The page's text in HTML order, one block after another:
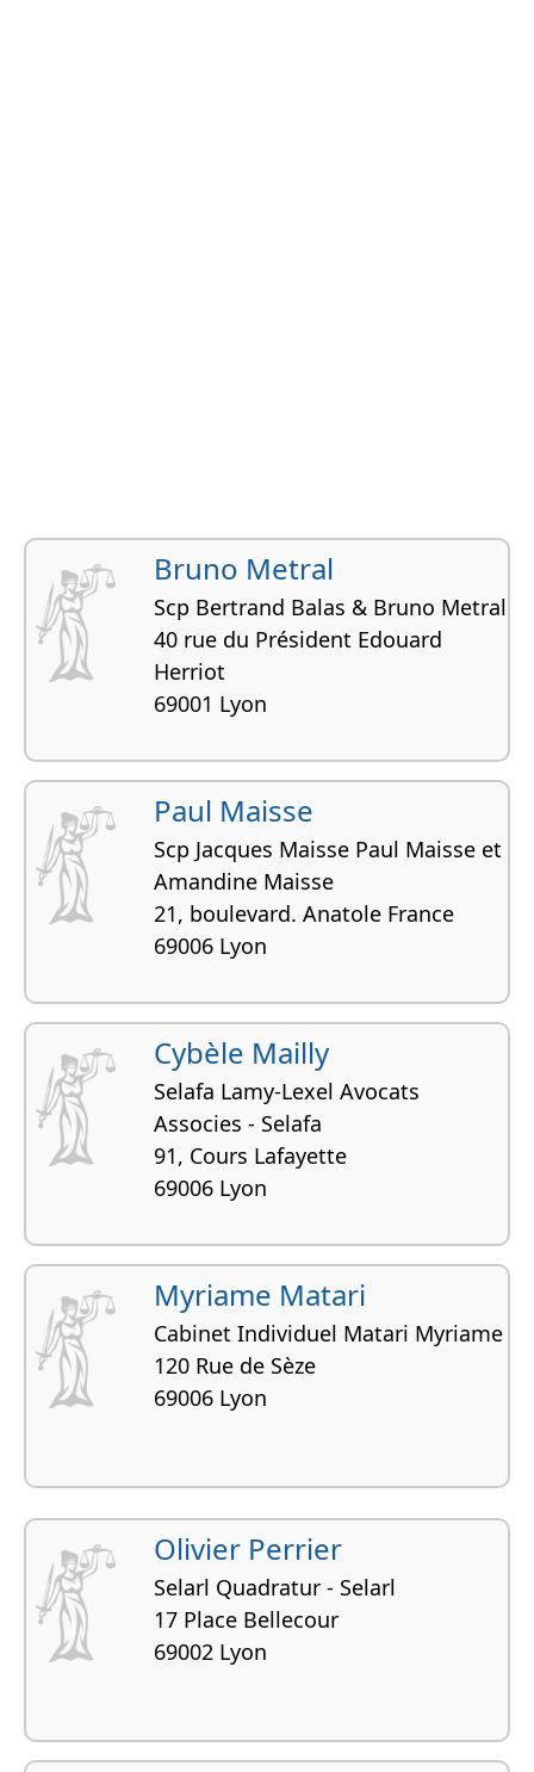
Bruno Metral
Scp Bertrand Balas & Bruno Metral
40 rue du Président Edouard
Herriot
69001 Lyon
Paul Maisse
Scp Jacques Maisse Paul Maisse et
Amandine Maisse
21, boulevard. Anatole France
69006 Lyon
Cybèle Mailly
Selafa Lamy-Lexel Avocats
Associes - Selafa
91, Cours Lafayette
69006 Lyon
Myriame Matari
Cabinet Individuel Matari Myriame
120 Rue de Sèze
69006 Lyon
Olivier Perrier
Selarl Quadratur - Selarl
17 Place Bellecour
69002 Lyon